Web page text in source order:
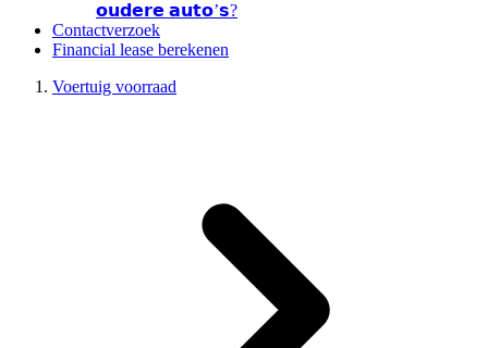
𝗼𝘂𝗱𝗲𝗿𝗲 𝗮𝘂𝘁𝗼’𝘀?
Contactverzoek
Financial lease berekenen
Voertuig voorraad